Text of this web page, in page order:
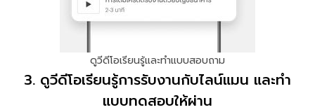
ดูวีดีโอเรียนรู้และทำแบบสอบถาม
3. ดูวีดีโอเรียนรู้การรับงานกับไลน์แมน และทำ
แบบทดสอบให้ผ่าน